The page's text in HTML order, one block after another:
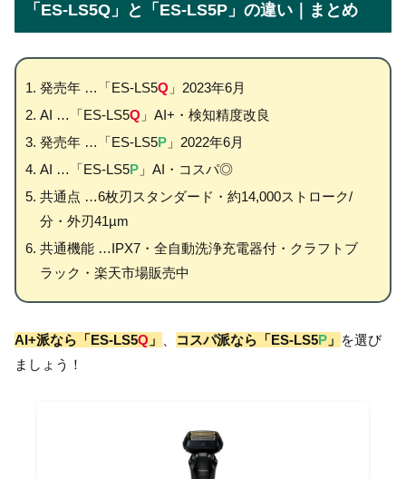
「ES-LS5Q」と「ES-LS5P」の違い｜まとめ
発売年 …「ES-LS5Q 」2023年6月
AI …「ES-LS5Q 」AI+・検知精度改良
発売年 …「ES-LS5P」2022年6月
AI …「ES-LS5P」AI・コスパ◎
共通点 …6枚刃スタンダード・約14,000ストローク/
分・外刃41µm
共通機能 …IPX7・全自動洗浄充電器付・クラフトブ
ラック・楽天市場販売中
AI+派なら「ES-LS5Q 」 コスパ派なら「ES-LS5P 」 を選び
ましょう！